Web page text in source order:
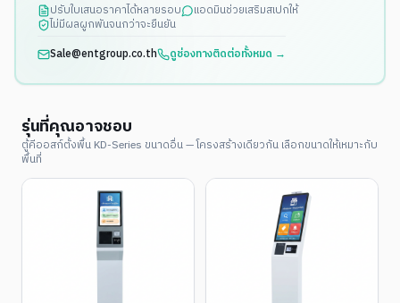
ปรับใบเสนอราคาได้หลายรอบ
แอดมินช่วยเสริมสเปกให้
ไม่มีผลผูกพันจนกว่าจะยืนยัน
Sale@entgroup.co.th
ดูช่องทางติดต่อทั้งหมด →
รุ่นที่คุณอาจชอบ
ตู้คีออสก์ตั้งพื้น KD-Series ขนาดอื่น — โครงสร้างเดียวกัน เลือกขนาดให้เหมาะกับ
พื้นที่